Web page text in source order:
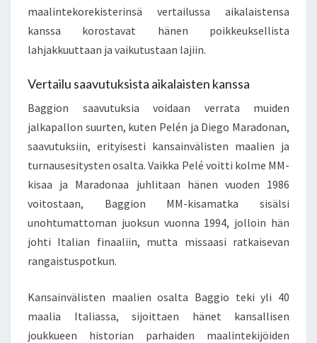
maalintekorekisterinsä vertailussa aikalaistensa
kanssa korostavat hänen poikkeuksellista
lahjakkuuttaan ja vaikutustaan lajiin.
Vertailu saavutuksista aikalaisten kanssa
Baggion saavutuksia voidaan verrata muiden
jalkapallon suurten, kuten Pelén ja Diego Maradonan,
saavutuksiin, erityisesti kansainvälisten maalien ja
turnausesitysten osalta. Vaikka Pelé voitti kolme MM-
kisaa ja Maradonaa juhlitaan hänen vuoden 1986
voitostaan, Baggion MM-kisamatka sisälsi
unohtumattoman juoksun vuonna 1994, jolloin hän
johti Italian finaaliin, mutta missaasi ratkaisevan
rangaistuspotkun.
Kansainvälisten maalien osalta Baggio teki yli 40
maalia Italiassa, sijoittaen hänet kansallisen
joukkueen historian parhaiden maalintekijöiden